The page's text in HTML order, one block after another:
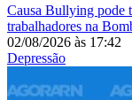
Causa Bullying pode
trabalhadores na
02/08/2026 às 17:42
Depressão